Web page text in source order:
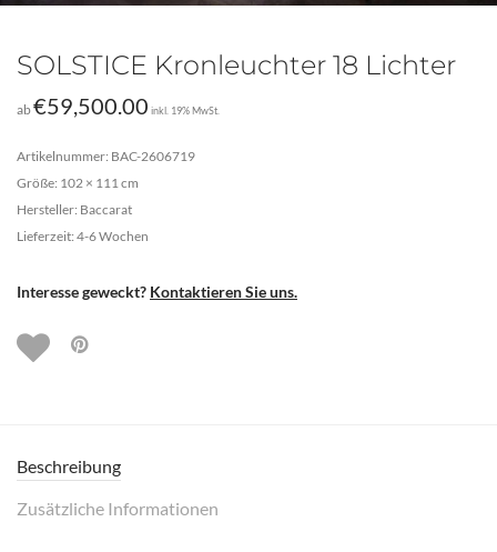
SOLSTICE Kronleuchter 18 Lichter
ab€59,500.00 inkl. 19% MwSt.
Artikelnummer: BAC-2606719
Größe: 102 × 111 cm
Hersteller: Baccarat
Lieferzeit: 4-6 Wochen
Interesse geweckt? Kontaktieren Sie uns.
Beschreibung
Zusätzliche Informationen